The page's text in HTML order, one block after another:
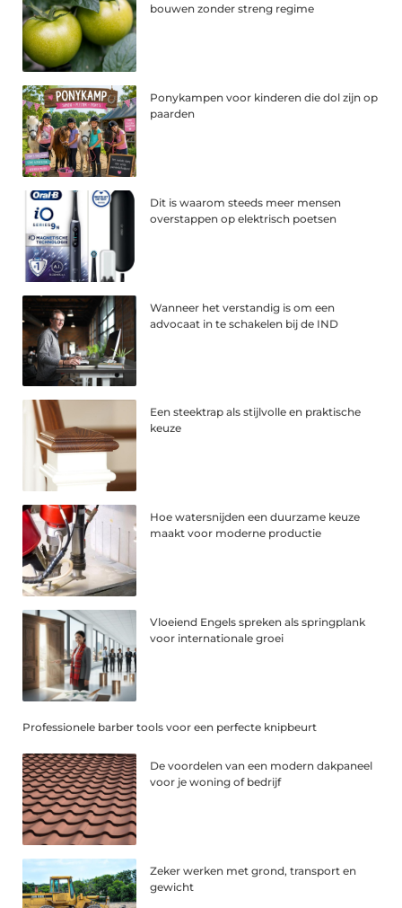
bouwen zonder streng regime
Ponykampen voor kinderen die dol zijn op
paarden
Dit is waarom steeds meer mensen
overstappen op elektrisch poetsen
Wanneer het verstandig is om een
advocaat in te schakelen bij de IND
Een steektrap als stijlvolle en praktische
keuze
Hoe watersnijden een duurzame keuze
maakt voor moderne productie
Vloeiend Engels spreken als springplank
voor internationale groei
Professionele barber tools voor een perfecte knipbeurt
De voordelen van een modern dakpaneel
voor je woning of bedrijf
Zeker werken met grond, transport en
gewicht